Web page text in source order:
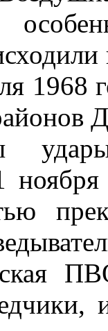
1968